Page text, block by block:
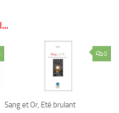
0
Sang et Or, Eté brulant